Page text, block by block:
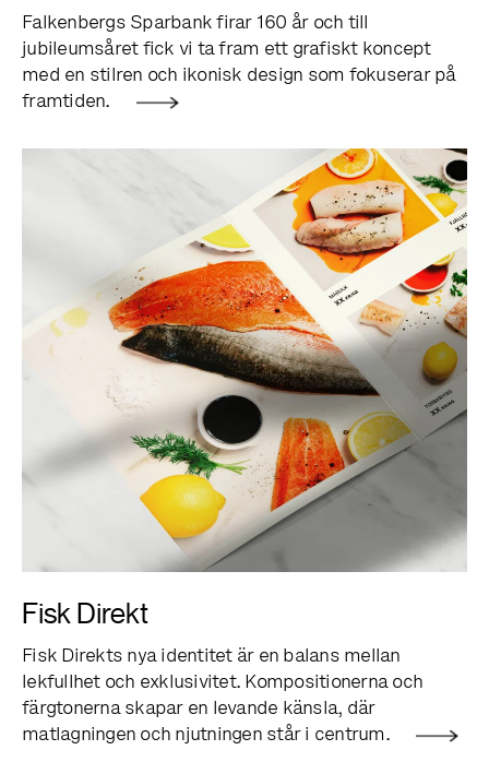
Falkenbergs Sparbank firar 160 år och till
jubileumsåret fick vi ta fram ett grafiskt koncept
med en stilren och ikonisk design som fokuserar på
framtiden.
Fisk Direkt
Fisk Direkts nya identitet är en balans mellan
lekfullhet och exklusivitet. Kompositionerna och
färgtonerna skapar en levande känsla, där
matlagningen och njutningen står i centrum.